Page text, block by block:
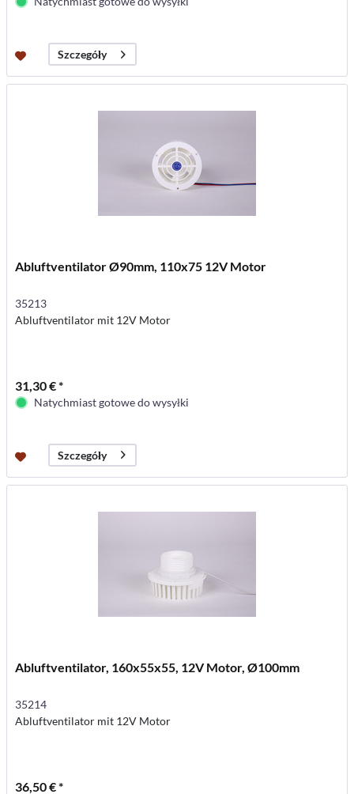
Szczegóły
Abluftventilator Ø90mm, 110x75 12V Motor
35213
Abluftventilator mit 12V Motor
31,30 € *
Natychmiast gotowe do wysyłki
Szczegóły
Abluftventilator, 160x55x55, 12V Motor, Ø100mm
35214
Abluftventilator mit 12V Motor
36,50 € *